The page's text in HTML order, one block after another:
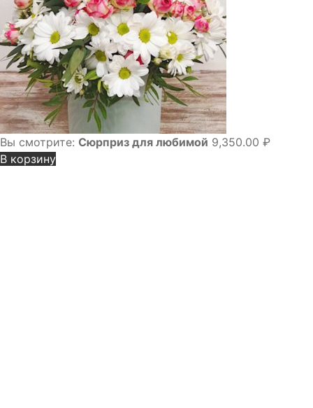
Вы смотрите: Сюрприз для любимой 9,350.00 ₽
В корзину